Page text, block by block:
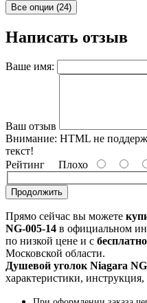
Все опции (24)
Написать отзыв
Ваше имя:
Ваш отзыв
Внимание: HTML не
текст!
Рейтинг Плохо
Продолжить
Прямо сейчас вы можете
NG-005-14 в официальном
по низкой цене и с
Московской области.
Душевой уголок Niagara
характеристики,